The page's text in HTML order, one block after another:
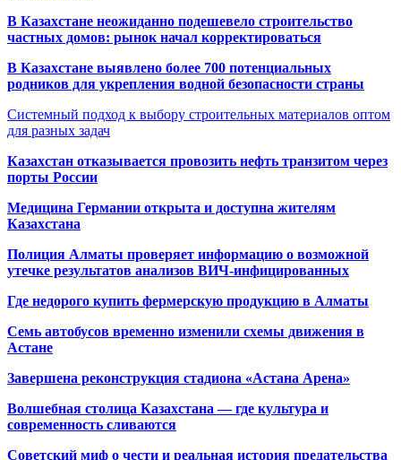
В Казахстане неожиданно подешевело строительство
частных домов: рынок начал корректироваться
В Казахстане выявлено более 700 потенциальных
родников для укрепления водной безопасности страны
Системный подход к выбору строительных материалов оптом
для разных задач
Казахстан отказывается провозить нефть транзитом через
порты России
Медицина Германии открыта и доступна жителям
Казахстана
Полиция Алматы проверяет информацию о возможной
утечке результатов анализов ВИЧ-инфицированных
Где недорого купить фермерскую продукцию в Алматы
Семь автобусов временно изменили схемы движения в
Астане
Завершена реконструкция стадиона «Астана Арена»
Волшебная столица Казахстана — где культура и
современность сливаются
Советский миф о чести и реальная история предательства